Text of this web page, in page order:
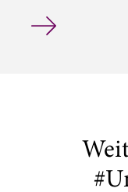
Aktuelle